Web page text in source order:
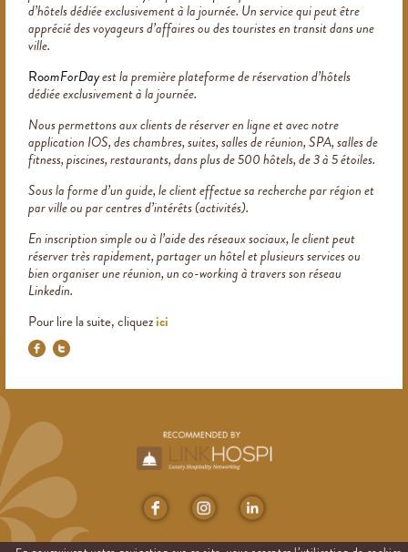
d’hôtels dédiée exclusivement à la journée. Un service qui peut être
apprécié des voyageurs d’affaires ou des touristes en transit dans une
ville.
RoomForDayest la première plateforme de réservation d’hôtels
dédiée exclusivement à la journée.
Nous permettons aux clients de réserver en ligne et avec notre
application IOS, des chambres, suites, salles de réunion, SPA, salles de
fitness, piscines, restaurants, dans plus de 500 hôtels, de 3 à 5 étoiles.
Sous la forme d’un guide, le client effectue sa recherche par région et
par ville ou par centres d’intérêts (activités).
En inscription simple ou à l’aide des réseaux sociaux, le client peut
réserver très rapidement, partager un hôtel et plusieurs services ou
bien organiser une réunion, un co-working à travers son réseau
Linkedin.
Pour lire la suite, cliquez ici